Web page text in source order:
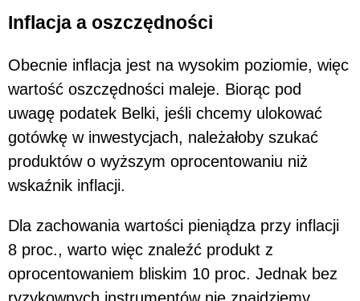
Inflacja a oszczędności
Obecnie inflacja jest na wysokim poziomie, więc
wartość oszczędności maleje. Biorąc pod
uwagę podatek Belki, jeśli chcemy ulokować
gotówkę w inwestycjach, należałoby szukać
produktów o wyższym oprocentowaniu niż
wskaźnik inflacji.
Dla zachowania wartości pieniądza przy inflacji
8 proc., warto więc znaleźć produkt z
oprocentowaniem bliskim 10 proc. Jednak bez